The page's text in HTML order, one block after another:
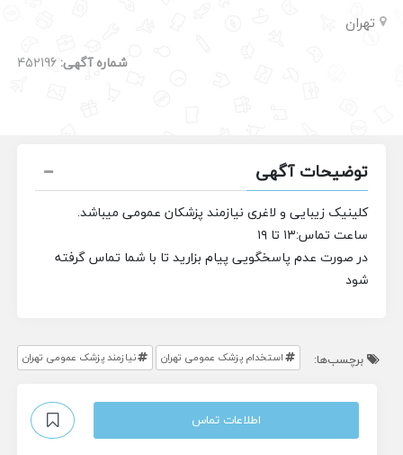
تهران
شماره آگهی: 452196
توضیحات آگهی
کلینیک زیبایی و لاغری نیازمند پزشکان عمومی میباشد.
ساعت تماس:۱۳ تا ۱۹
در صورت عدم پاسخگویی پیام بزارید تا با شما تماس گرفته
شود
برچسب‌ها: استخدام پزشک عمومی تهران نیازمند پزشک عمومی تهران
اطلاعات تماس